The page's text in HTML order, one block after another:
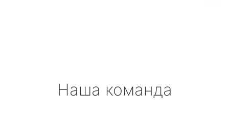
Наша команда